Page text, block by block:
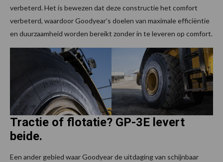
verbeterd. Het is bewezen dat deze constructie het comfort
verbeterd, waardoor Goodyear’s doelen van maximale efficiëntie
en duurzaamheid worden bereikt zonder in te leveren op comfort.
Tractie of flotatie? GP-3E levert
beide.
Een ander gebied waar Goodyear de uitdaging van schijnbaar